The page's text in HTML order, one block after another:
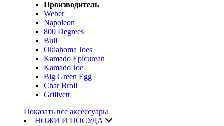
Производитель
Weber
Napoleon
800 Degrees
Bull
Oklahoma Joes
Kamado Epicurean
Kamado Joe
Big Green Egg
Char Broil
Grillvett
Показать все аксессуары
НОЖИ И ПОСУДА